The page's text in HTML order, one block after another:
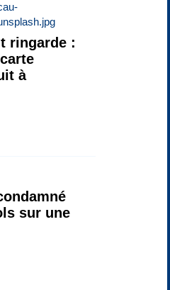
ringarde :
à
sur une